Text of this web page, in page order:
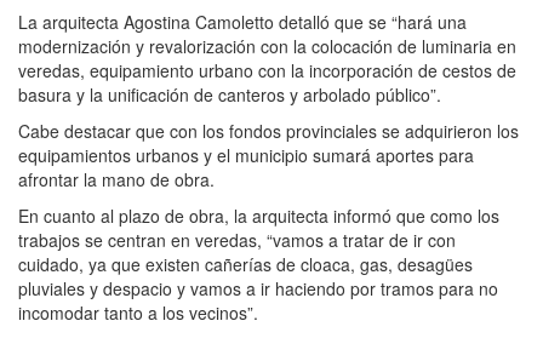
La arquitecta Agostina Camoletto detalló que se “hará una
modernización y revalorización con la colocación de luminaria en
veredas, equipamiento urbano con la incorporación de cestos de
basura y la unificación de canteros y arbolado público”.
Cabe destacar que con los fondos provinciales se adquirieron los
equipamientos urbanos y el municipio sumará aportes para
afrontar la mano de obra.
En cuanto al plazo de obra, la arquitecta informó que como los
trabajos se centran en veredas, “vamos a tratar de ir con
cuidado, ya que existen cañerías de cloaca, gas, desagües
pluviales y despacio y vamos a ir haciendo por tramos para no
incomodar tanto a los vecinos”.